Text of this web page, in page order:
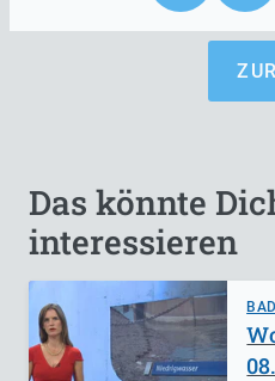
Das könnte
interessieren